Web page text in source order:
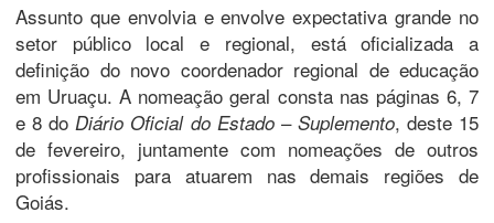
Assunto que envolvia e envolve expectativa grande no
setor público local e regional, está oficializada a
definição do novo coordenador regional de educação
em Uruaçu. A nomeação geral consta nas páginas 6, 7
e 8 do Diário Oficial do Estado– Suplemento, deste 15
de fevereiro, juntamente com nomeações de outros
profissionais para atuarem nas demais regiões de
Goiás.